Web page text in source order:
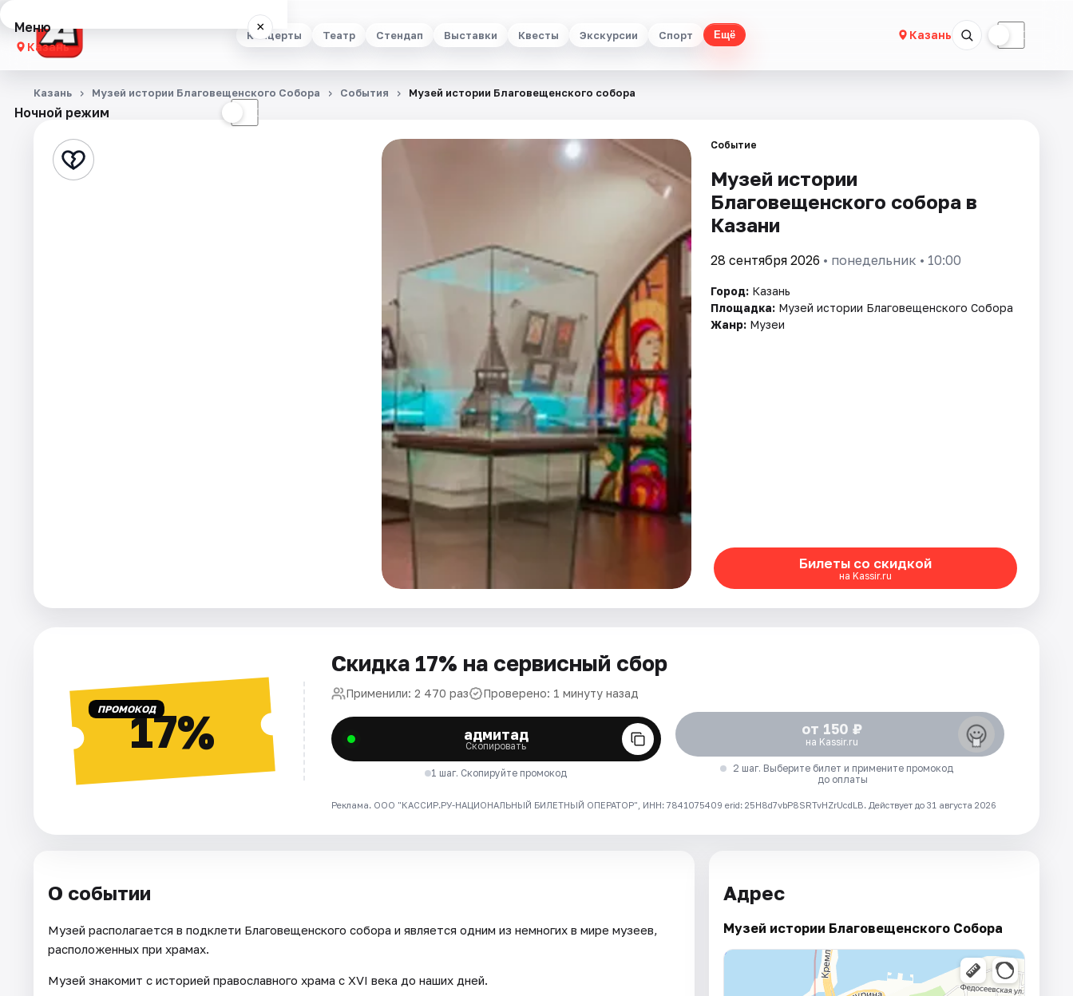
Концерты Театр Стендап Выставки Квесты Экскурсии Спорт Ещё Казань ☾
Меню ×
Казань
Концерты
Стендап
Ночной режим ☾
Казань Музей истории Благовещенского Собора События Музей истории Благовещенского собора
Событие
Музей истории
Благовещенского собора в
Казани
28 сентября 2026 • понедельник • 10:00
Город: Казань
Площадка: Музей истории Благовещенского Собора
Жанр: Музеи
Билеты со скидкой
на Kassir.ru
ПРОМОКОД17%
Скидка 17% на сервисный сбор
Применили: 2 470 раз Проверено: 1 минуту назад
адмитад
Скопировать
1 шаг. Скопируйте промокод
от 150 ₽
на Kassir.ru
2 шаг. Выберите билет и примените промокод
до оплаты
Реклама. ООО "КАССИР.РУ-НАЦИОНАЛЬНЫЙ БИЛЕТНЫЙ ОПЕРАТОР", ИНН: 7841075409 erid: 25H8d7vbP8SRTvHZrUcdLB. Действует до 31 августа 2026
О событии
Музей располагается в подклети Благовещенского собора и является одним из немногих в мире музеев,
расположенных при храмах.
Музей знакомит с историей православного храма с XVI века до наших дней.
Адрес
Музей истории Благовещенского Собора